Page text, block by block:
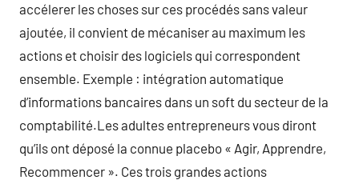
accélerer les choses sur ces procédés sans valeur
ajoutée, il convient de mécaniser au maximum les
actions et choisir des logiciels qui correspondent
ensemble. Exemple : intégration automatique
d’informations bancaires dans un soft du secteur de la
comptabilité.Les adultes entrepreneurs vous diront
qu’ils ont déposé la connue placebo « Agir, Apprendre,
Recommencer ». Ces trois grandes actions